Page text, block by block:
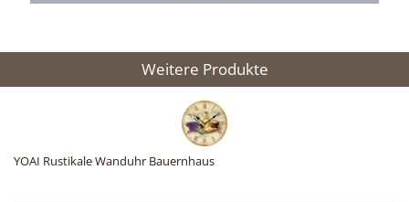
Weitere Produkte
YOAI Rustikale Wanduhr Bauernhaus